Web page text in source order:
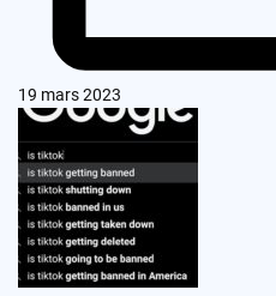
19 mars 2023